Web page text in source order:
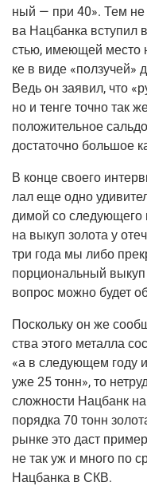
ный — при 40». Тем
ва Нац­бан­ка всту­пил
стью, име­ю­щей место
ке в виде
Ведь он заявил, что
но и тен­ге точ­но так
поло­жи­тель­ное
доста­точ­но боль­шое
В кон­це сво­е­го
лал еще одно
ди­мой со сле­ду­ю­ще­го
на выкуп золо­та у
три года мы либо
пор­ци­о­наль­ный
вопрос мож­но будет
Посколь­ку он же
ства это­го метал­ла
«а в сле­ду­ю­щем году
уже 25 тонн», то
слож­но­сти Нац­банк
поряд­ка 70 тонн
рын­ке это даст
не так уж и мно­го по
Нац­бан­ка в СКВ.